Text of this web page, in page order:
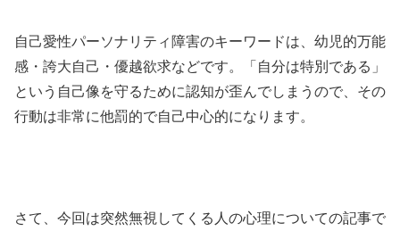
自己愛性パーソナリティ障害のキーワードは、幼児的万能
感・誇大自己・優越欲求などです。「自分は特別である」
という自己像を守るために認知が歪んでしまうので、その
行動は非常に他罰的で自己中心的になります。
さて、今回は突然無視してくる人の心理についての記事で